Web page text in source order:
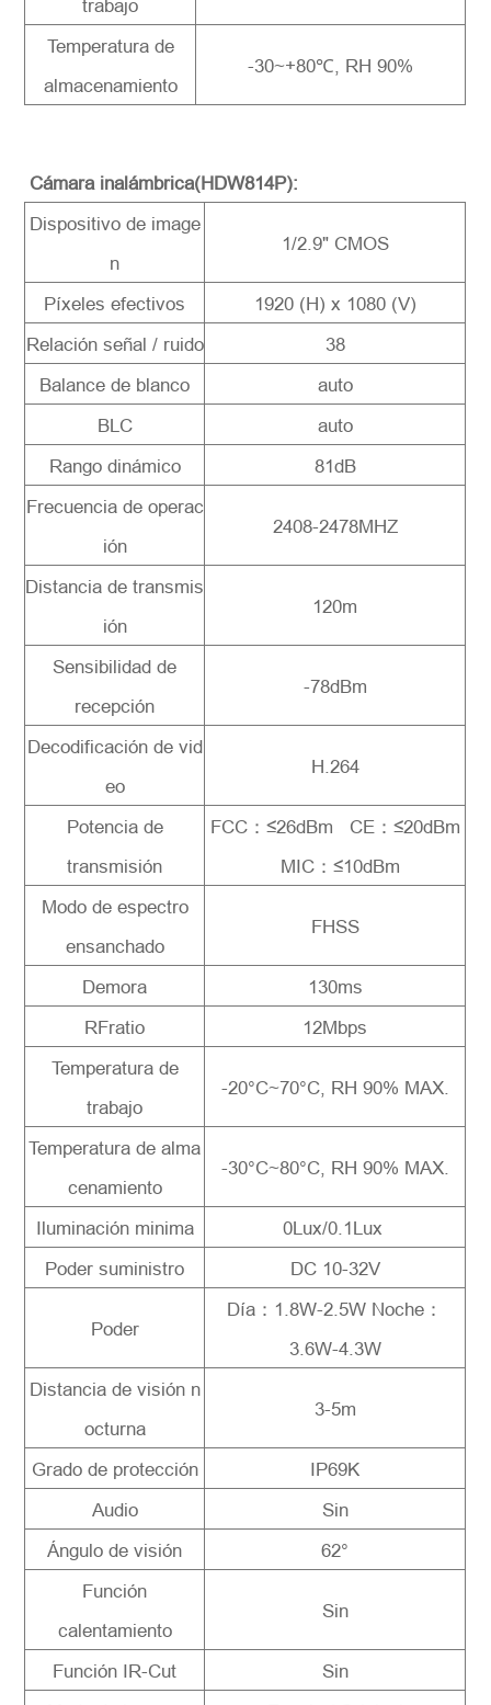
trabajo
Temperatura de
almacenamiento
-30~+80℃, RH 90%
Cámara inalámbrica(HDW814P):
Dispositivo de image
n
1/2.9" CMOS
Píxeles efectivos
1920 (H) x 1080 (V)
Relación señal / ruido
38
Balance de blanco
auto
BLC
auto
Rango dinámico
81dB
Frecuencia de operac
ión
2408-2478MHZ
Distancia de transmis
ión
120m
Sensibilidad de
recepción
-78dBm
Decodificación de vid
eo
H.264
Potencia de
transmisión
FCC：≤26dBm CE：≤20dBm
MIC：≤10dBm
Modo de espectro
ensanchado
FHSS
Demora
130ms
RFratio
12Mbps
Temperatura de
trabajo
-20°C~70°C, RH 90% MAX.
Temperatura de alma
cenamiento
-30°C~80°C, RH 90% MAX.
Iluminación minima
0Lux/0.1Lux
Poder suministro
DC 10-32V
Poder
Día：1.8W-2.5W Noche：
3.6W-4.3W
Distancia de visión n
octurna
3-5m
Grado de protección
IP69K
Audio
Sin
Ángulo de visión
62°
Función
calentamiento
Sin
Función IR-Cut
Sin